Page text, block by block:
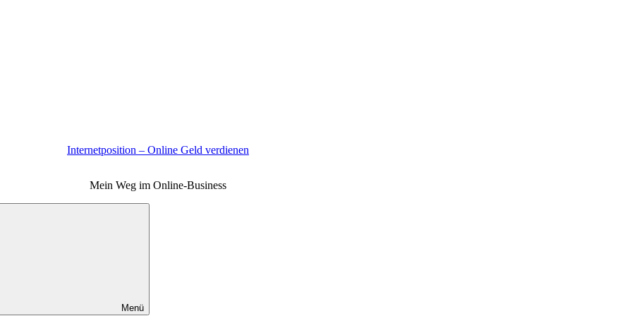
Internetposition – Online Geld verdienen
Mein Weg im Online-Business
Menü